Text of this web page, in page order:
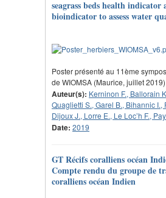
seagrass beds health indicator
bioindicator to assess water
Poster présenté au 11ème
de WIOMSA (Maurice, juillet 2019)
Auteur(s): Kerninon F., Ballorain
Quaglietti S., Garel B., Bihannic I.,
Dijoux J., Lorre E., Le Loc’h F.,
Date: 2019
GT Récifs coralliens océan
Compte rendu du groupe de
coralliens océan Indien